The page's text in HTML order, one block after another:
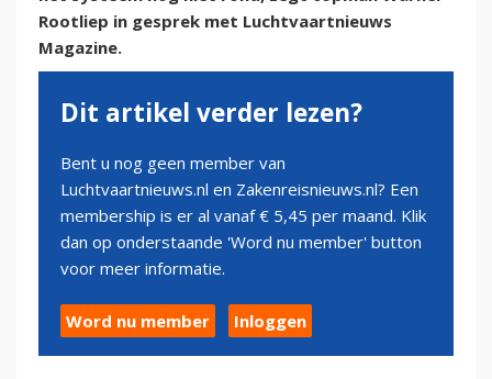
Rootliep in gesprek met Luchtvaartnieuws
Magazine.
Dit artikel verder lezen?
Bent u nog geen member van
Luchtvaartnieuws.nl en Zakenreisnieuws.nl? Een
membership is er al vanaf € 5,45 per maand. Klik
dan op onderstaande 'Word nu member' button
voor meer informatie.
Word nu member Inloggen